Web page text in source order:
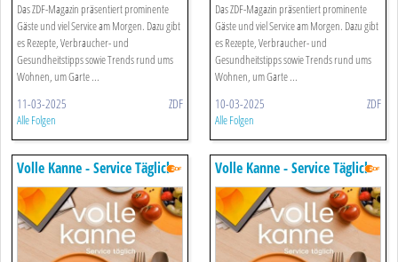
Das ZDF-Magazin präsentiert prominente
Gäste und viel Service am Morgen. Dazu gibt
es Rezepte, Verbraucher- und
Gesundheitstipps sowie Trends rund ums
Wohnen, um Garte ...
11-03-2025 ZDF
Alle Folgen
Das ZDF-Magazin präsentiert prominente
Gäste und viel Service am Morgen. Dazu gibt
es Rezepte, Verbraucher- und
Gesundheitstipps sowie Trends rund ums
Wohnen, um Garte ...
10-03-2025 ZDF
Alle Folgen
Volle Kanne - Service Täglich Volle Kanne - Service Täglich